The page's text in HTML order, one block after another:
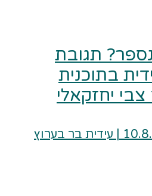
תגובת
בתוכנית
יחזקאלי